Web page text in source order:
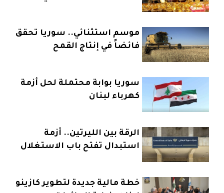
موسم استثنائي.. سوريا تحقق
فائضاً في إنتاج القمح
سوريا بوابة محتملة لحل أزمة
كهرباء لبنان
الرقة بين الليرتين.. أزمة
استبدال تفتح باب الاستغلال
خطة مالية جديدة لتطوير كازينو